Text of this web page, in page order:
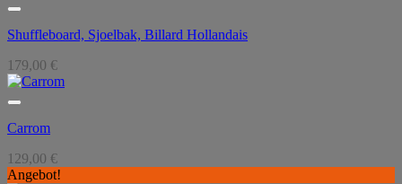
Shuffleboard, Sjoelbak, Billard Hollandais
179,00 €
Carrom
129,00 €
Angebot!